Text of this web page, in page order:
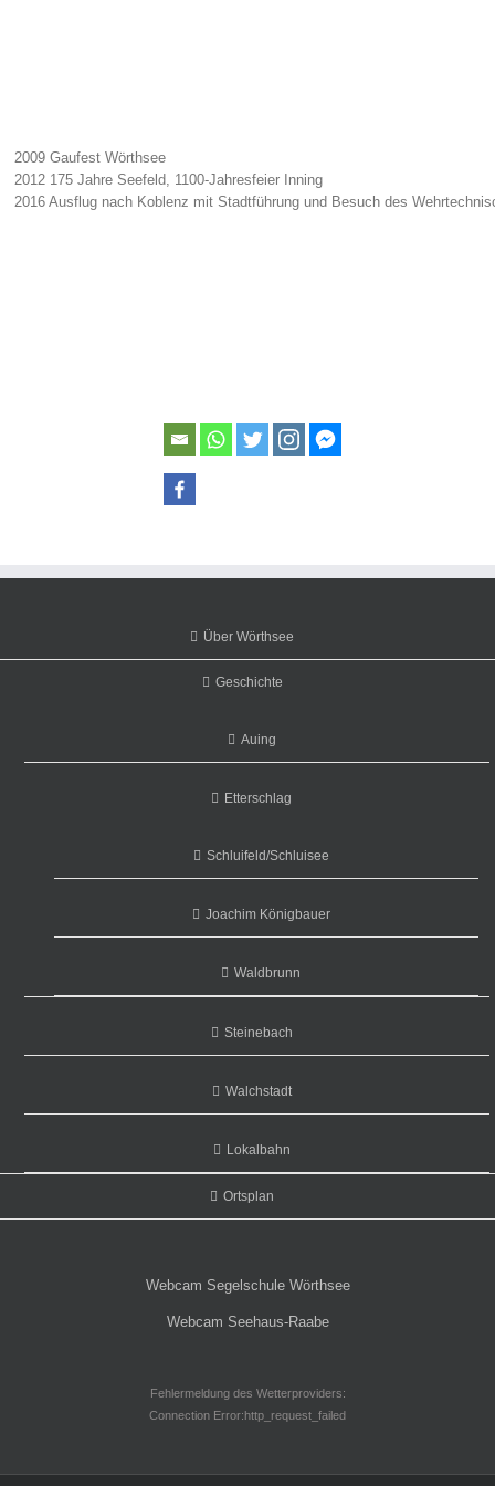
2009 Gaufest Wörthsee
2012 175 Jahre Seefeld, 1100-Jahresfeier Inning
2016 Ausflug nach Koblenz mit Stadtführung und Besuch des
Über Wörthsee
Geschichte
Auing
Etterschlag
Schluifeld/Schluisee
Joachim Königbauer
Waldbrunn
Steinebach
Walchstadt
Lokalbahn
Ortsplan
Webcam Segelschule Wörthsee
Webcam Seehaus-Raabe
Fehlermeldung des Wetterproviders:
Connection Error:http_request_failed